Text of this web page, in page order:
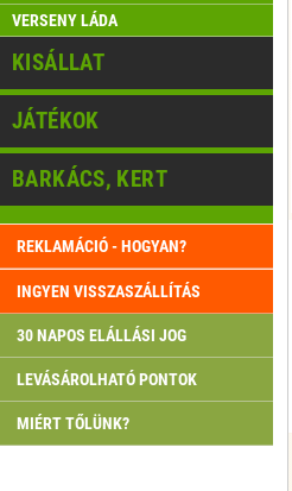
VERSENY LÁDA
KISÁLLAT
JÁTÉKOK
BARKÁCS, KERT
REKLAMÁCIÓ - HOGYAN?
INGYEN VISSZASZÁLLÍTÁS
30 NAPOS ELÁLLÁSI JOG
LEVÁSÁROLHATÓ PONTOK
MIÉRT TŐLÜNK?